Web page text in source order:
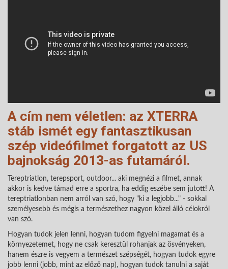
A cím nem véletlen: az XTERRA
stáb ismét egy fantasztikusan
szép videófilmet forgatott az US
bajnokság 2013-as futamáról.
Tereptriatlon, terepsport, outdoor... aki megnézi a filmet, annak
akkor is kedve támad erre a sportra, ha eddig eszébe sem jutott! A
tereptriatlonban nem arról van szó, hogy "ki a legjobb..." - sokkal
személyesebb és mégis a természethez nagyon közel álló célokról
van szó.
Hogyan tudok jelen lenni, hogyan tudom figyelni magamat és a
környezetemet, hogy ne csak keresztül rohanjak az ösvényeken,
hanem észre is vegyem a természet szépségét, hogyan tudok egyre
jobb lenni (jobb, mint az előző nap), hogyan tudok tanulni a saját